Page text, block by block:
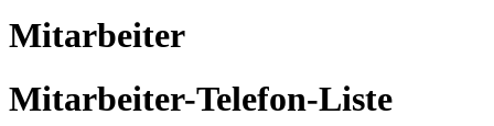
Mitarbeiter
Mitarbeiter-Telefon-Liste